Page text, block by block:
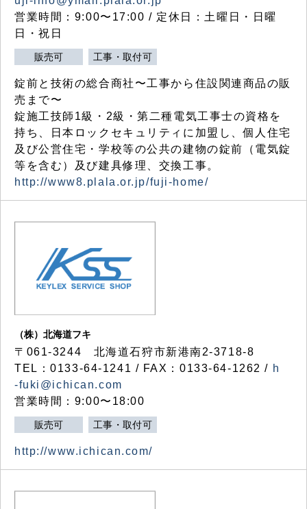
営業時間：9:00〜17:00 / 定休日：土曜日・日曜
日・祝日
販売可 工事・取付可
錠前と技術の総合商社〜工事から住設関連商品の販
売まで〜
錠施工技師1級・2級・第二種電気工事士の資格を
持ち、日本ロックセキュリティに加盟し、個人住宅
及び公営住宅・学校等の公共の建物の錠前（電気錠
等を含む）及び建具修理、交換工事。
http://www8.plala.or.jp/fuji-home/
（株）北海道フキ
〒061-3244 北海道石狩市新港南2-3718-8
TEL：0133-64-1241 / FAX：0133-64-1262 / h
-fuki@ichican.com
営業時間：9:00〜18:00
販売可 工事・取付可
http://www.ichican.com/